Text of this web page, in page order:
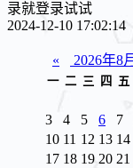
录就登录试试
2024-12-10 17:02:14
« 2026年8月
一 二 三 四 五
3
4 5 6 7
10 11 12 13 14
17 18 19 20 21